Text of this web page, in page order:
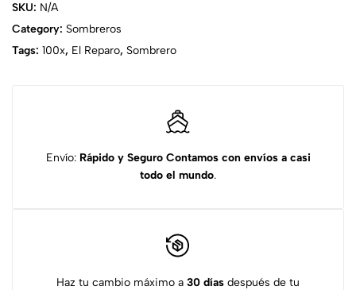
SKU: N/A
Category: Sombreros
Tags: 100x, El Reparo, Sombrero
Envío: Rápido y Seguro Contamos con envíos a casi
todo el mundo.
Haz tu cambio máximo a 30 días después de tu